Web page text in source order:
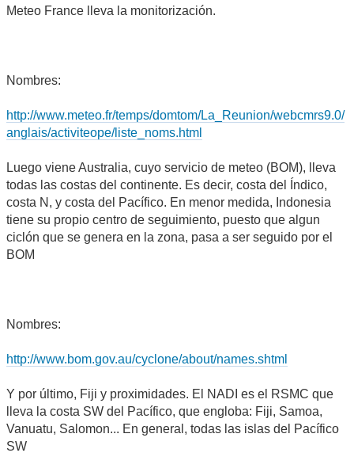
Meteo France lleva la monitorización.
Nombres:
http://www.meteo.fr/temps/domtom/La_Reunion/webcmrs9.0/
anglais/activiteope/liste_noms.html
Luego viene Australia, cuyo servicio de meteo (BOM), lleva
todas las costas del continente. Es decir, costa del Índico,
costa N, y costa del Pacífico. En menor medida, Indonesia
tiene su propio centro de seguimiento, puesto que algun
ciclón que se genera en la zona, pasa a ser seguido por el
BOM
Nombres:
http://www.bom.gov.au/cyclone/about/names.shtml
Y por último, Fiji y proximidades. El NADI es el RSMC que
lleva la costa SW del Pacífico, que engloba: Fiji, Samoa,
Vanuatu, Salomon... En general, todas las islas del Pacífico
SW